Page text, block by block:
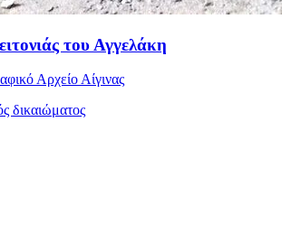
του Αγγελάκη
Αρχείο Αίγινας
δικαιώματος